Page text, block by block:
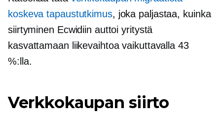
koskeva tapaustutkimus, joka paljastaa, kuinka
siirtyminen Ecwidiin auttoi yritystä
kasvattamaan liikevaihtoa vaikuttavalla 43
%:lla.
Verkkokaupan siirto